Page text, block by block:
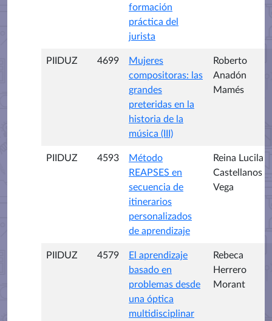
formación
práctica del
jurista
PIIDUZ 4699
Mujeres
compositoras: las
grandes
preteridas en la
historia de la
música (III)
Roberto
Anadón
Mamés
PIIDUZ 4593
Método
REAPSES en
secuencia de
itinerarios
personalizados
de aprendizaje
Reina Lucila
Castellanos
Vega
PIIDUZ 4579
El aprendizaje
basado en
problemas desde
una óptica
multidisciplinar
Rebeca
Herrero
Morant